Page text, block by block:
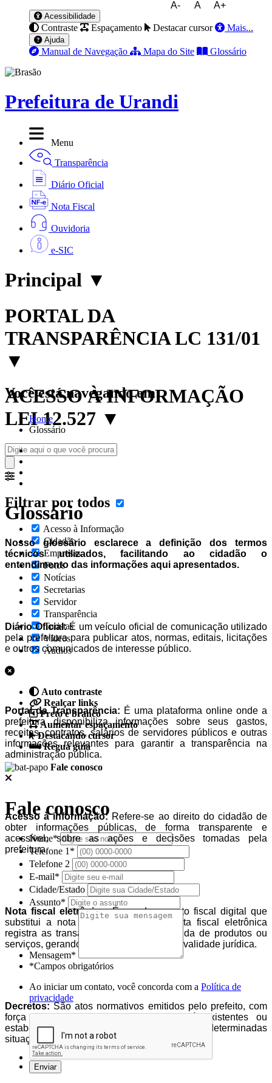
A- A A+
Acessibilidade
Contraste Espaçamento Destacar cursor Mais...
Ajuda
Manual de Navegação Mapa do Site Glossário
Prefeitura de Urandi
Menu
Transparência
Diário Oficial
Nota Fiscal
Ouvidoria
e-SIC
Principal ▼
PORTAL DA
TRANSPARÊNCIA LC 131/01
▼
ACESSO À INFORMAÇÃO
LEI 12.527 ▼
Filtrar por todos
Acesso à Informação
Cidadão
Empresas
Fotos
Notícias
Secretarias
Servidor
Transparência
Turistas
Videos
Áudios
Auto contraste
Realçar links
Preto e branco
Aumentar espaçamento
Destacando cursor
Regua guia
Fale conosco
Fale conosco
Nome*
Telefone 1*
Telefone 2
E-mail*
Cidade/Estado
Assunto*
Mensagem*
*Campos obrigatórios
Ao iniciar um contato, você concorda com a Política de
privacidade
Você está navegando em:
Home
Glossário
Glossário
Nosso glossário esclarece a definição dos termos
técnicos utilizados, facilitando ao cidadão o
entendimento das informações aqui apresentados.
Diário Oficial:É um veículo oficial de comunicação utilizado
pela prefeitura para publicar atos, normas, editais, licitações
e outros comunicados de interesse público.
Portal da Transparência: É uma plataforma online onde a
prefeitura disponibiliza informações sobre seus gastos,
receitas, contratos, salários de servidores públicos e outras
informações relevantes para garantir a transparência na
administração pública.
Acesso à informação:Refere-se ao direito do cidadão de
obter informações públicas, de forma transparente e
acessível, sobre as ações e decisões tomadas pela
prefeitura.
Nota fiscal eletrônica:É um documento fiscal digital que
substitui a nota fiscal em papel. A nota fiscal eletrônica
registra as transações de compra e venda de produtos ou
serviços, gerando um arquivo digital com validade jurídica.
Decretos: São atos normativos emitidos pelo prefeito, com
força de lei, para regulamentar leis já existentes ou
estabelecer normas específicas para determinadas
situações.